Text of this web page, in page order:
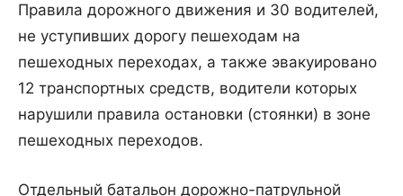
Правила дорожного движения и 30 водителей,
не уступивших дорогу пешеходам на
пешеходных переходах, а также эвакуировано
12 транспортных средств, водители которых
нарушили правила остановки (стоянки) в зоне
пешеходных переходов.
Отдельный батальон дорожно-патрульной